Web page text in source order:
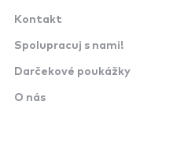
Kontakt
Spolupracuj s nami!
Darčekové poukážky
O nás